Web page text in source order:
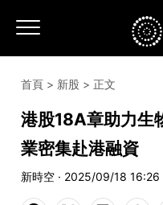
首頁 > 新股 > 正文
港股18A章助力生
業密集赴港融資
新時空 · 2025/09/18 16:26